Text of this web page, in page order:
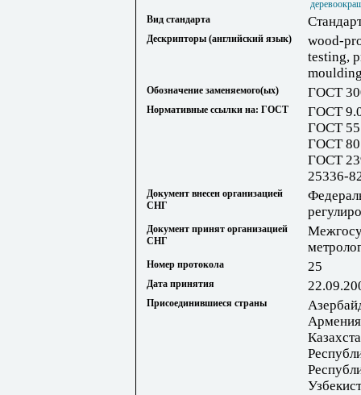
Вид стандарта
Дескрипторы (английский язык)
wood-
testing,
Обозначение заменяемого(ых) ГОСТ
Нормативные ссылки на: ГОСТ
ГОСТ
ГОСТ
ГОСТ
ГОСТ
25336-
Документ внесен организацией
СНГ
Документ принят организацией
СНГ
Номер протокола 25
Дата принятия
Присоединившиеся страны